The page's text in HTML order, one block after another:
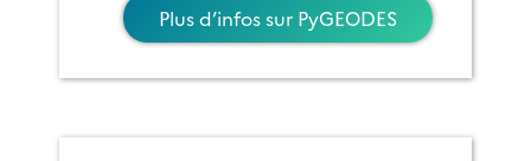
Plus d’infos sur PyGEODES